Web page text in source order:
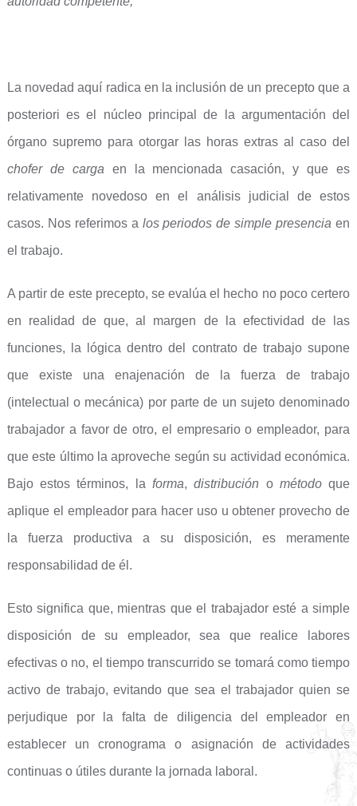
La novedad aquí radica en la inclusión de un precepto que a
posteriori es el núcleo principal de la argumentación del
órgano supremo para otorgar las horas extras al caso del
chofer de carga en la mencionada casación, y que es
relativamente novedoso en el análisis judicial de estos
casos. Nos referimos a los periodos de simple presencia en
el trabajo.
A partir de este precepto, se evalúa el hecho no poco certero
en realidad de que, al margen de la efectividad de las
funciones, la lógica dentro del contrato de trabajo supone
que existe una enajenación de la fuerza de trabajo
(intelectual o mecánica) por parte de un sujeto denominado
trabajador a favor de otro, el empresario o empleador, para
que este último la aproveche según su actividad económica.
Bajo estos términos, la forma,distribución o métodoque
aplique el empleador para hacer uso u obtener provecho de
la fuerza productiva a su disposición, es meramente
responsabilidad de él.
Esto significa que, mientras que el trabajador esté a simple
disposición de su empleador, sea que realice labores
efectivas o no, el tiempo transcurrido se tomará como tiempo
activo de trabajo, evitando que sea el trabajador quien se
perjudique por la falta de diligencia del empleador en
establecer un cronograma o asignación de actividades
continuas o útiles durante la jornada laboral.